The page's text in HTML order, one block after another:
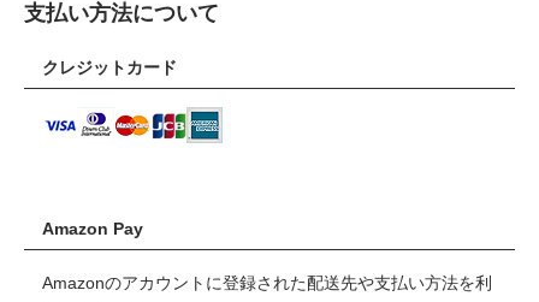
支払い方法について
クレジットカード
Amazon Pay
Amazonのアカウントに登録された配送先や支払い方法を利